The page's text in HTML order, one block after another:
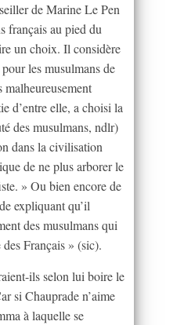
de Marine Le Pen
français au pied du
un choix. Il considère
les musulmans de
malheureusement
d’entre elle, a choisi la
des musulmans, ndlr)
dans la civilisation
de ne plus arborer le
» Ou bien encore de
expliquant qu’il
des musulmans qui
Français » (sic).
ils selon lui boire le
si Chauprade n’aime
à laquelle se